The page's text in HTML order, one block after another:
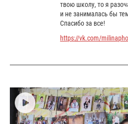
твою школу, то я
и не занималась бы
Спасибо за все!
https://vk.com/